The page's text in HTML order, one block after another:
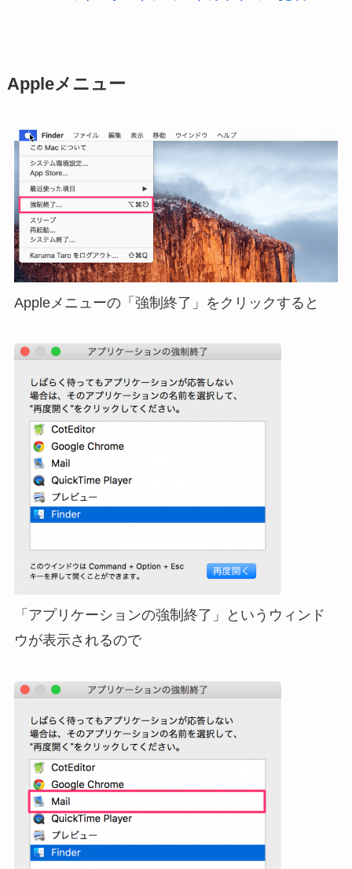
Appleメニュー
Appleメニューの「強制終了」をクリックすると
「アプリケーションの強制終了」というウィンド
ウが表示されるので